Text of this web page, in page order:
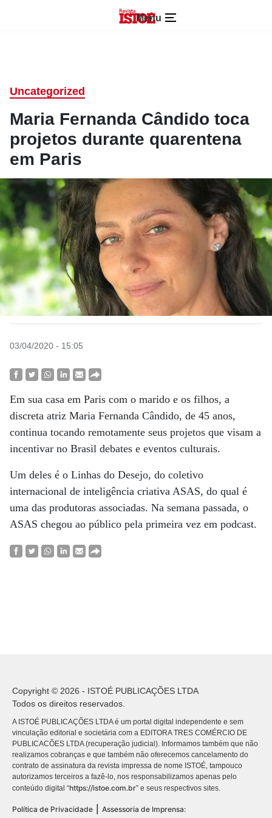
Menu
Uncategorized
Maria Fernanda Cândido toca
projetos durante quarentena
em Paris
03/04/2020 - 15:05
Em sua casa em Paris com o marido e os filhos, a
discreta atriz Maria Fernanda Cândido, de 45 anos,
continua tocando remotamente seus projetos que visam a
incentivar no Brasil debates e eventos culturais.
Um deles é o Linhas do Desejo, do coletivo
internacional de inteligência criativa ASAS, do qual é
uma das produtoras associadas. Na semana passada, o
ASAS chegou ao público pela primeira vez em podcast.
Copyright © 2026 - ISTOÉ PUBLICAÇÕES LTDA
Todos os direitos reservados.
A ISTOÉ PUBLICAÇÕES LTDA é um portal digital independente e sem
vinculação editorial e societária com a EDITORA TRES COMÉRCIO DE
PUBLICACÕES LTDA (recuperação judicial). Informamos também que não
realizamos cobranças e que também não oferecemos cancelamento do
contrato de assinatura da revista impressa de nome ISTOÉ, tampouco
autorizamos terceiros a fazê-lo, nos responsabilizamos apenas pelo
conteúdo digital “https://istoe.com.br” e seus respectivos sites.
Política de Privacidade Assessoria de Imprensa: